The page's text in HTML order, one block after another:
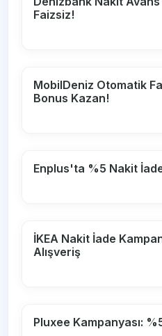
Faizsiz!
MobilDeniz Otomatik
Bonus Kazan!
Enplus'ta %5 Nakit
İKEA Nakit İade
Alışveriş
Pluxee Kampanyası: